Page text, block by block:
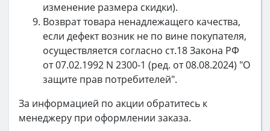
изменение размера скидки).
Возврат товара ненадлежащего качества,
если дефект возник не по вине покупателя,
осуществляется согласно ст.18 Закона РФ
от 07.02.1992 N 2300-1 (ред. от 08.08.2024) "О
защите прав потребителей".
За информацией по акции обратитесь к
менеджеру при оформлении заказа.